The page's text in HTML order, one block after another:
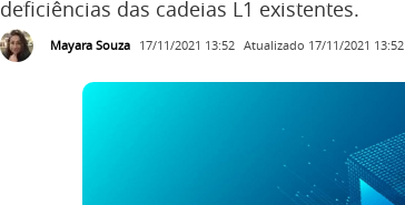
deficiências das cadeias L1 existentes.
Mayara Souza 17/11/2021 13:52 Atualizado 17/11/2021 13:52